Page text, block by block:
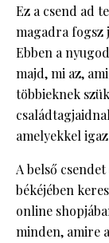
Ez a csend ad
magadra fogsz
Ebben a
majd, mi az,
többieknek
amelyekkel
A belső
békéjében
online
minden, amire